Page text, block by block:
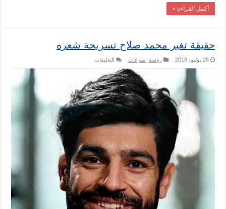
أكمل القراءة »
حقيقة تغير محمد صلاح تسريحة شعره
28 يوليو، 2018 رياضة منوعات التعليقات
صلاح
تسريحة
شعره
مغلقة